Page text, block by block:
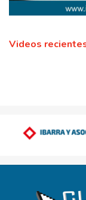
Videos